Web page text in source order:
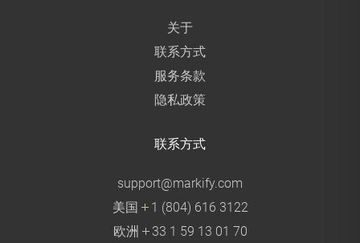
关于
联系方式
服务条款
隐私政策
联系方式
support@markify.com
美国
1 (804) 616 3122
欧洲
33 1 59 13 01 70